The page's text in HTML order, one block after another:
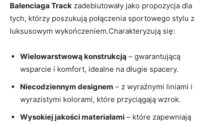
Balenciaga Track zadebiutowały jako propozycja dla
tych, którzy poszukują połączenia sportowego stylu z
luksusowym wykończeniem.Charakteryzują się:
Wielowarstwową konstrukcją – gwarantującą
wsparcie i komfort, idealne na długie spacery.
Niecodziennym designem – z wyraźnymi liniami i
wyrazistymi kolorami, które przyciągają wzrok.
Wysokiej jakości materiałami – które zapewniają